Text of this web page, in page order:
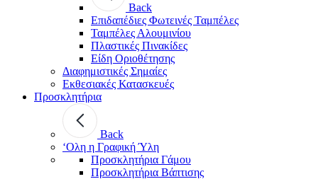
Back
Επιδαπέδιες Φωτεινές Ταμπέλες
Ταμπέλες Αλουμινίου
Πλαστικές Πινακίδες
Είδη Οριοθέτησης
Διαφημιστικές Σημαίες
Εκθεσιακές Κατασκευές
Προσκλητήρια
Back
‘Ολη η Γραφική Ύλη
Προσκλητήρια Γάμου
Προσκλητήρια Βάπτισης